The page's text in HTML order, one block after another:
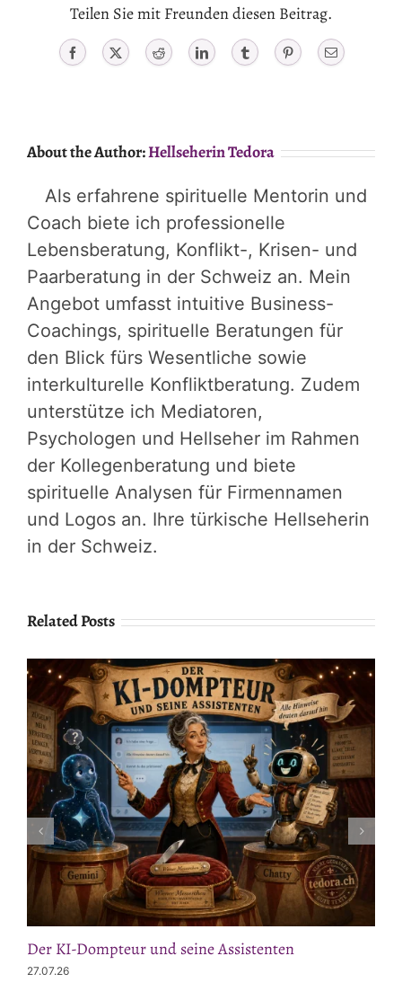
Teilen Sie mit Freunden diesen Beitrag.
Facebook X Reddit LinkedIn Tumblr PinterestEmail
About the Author:Hellseherin Tedora
Als erfahrene spirituelle Mentorin und
Coach biete ich professionelle
Lebensberatung, Konflikt-, Krisen- und
Paarberatung in der Schweiz an. Mein
Angebot umfasst intuitive Business-
Coachings, spirituelle Beratungen für
den Blick fürs Wesentliche sowie
interkulturelle Konfliktberatung. Zudem
unterstütze ich Mediatoren,
Psychologen und Hellseher im Rahmen
der Kollegenberatung und biete
spirituelle Analysen für Firmennamen
und Logos an. Ihre türkische Hellseherin
in der Schweiz.
Related Posts
Der KI-Dompteur und seine Assistenten
27.07.26